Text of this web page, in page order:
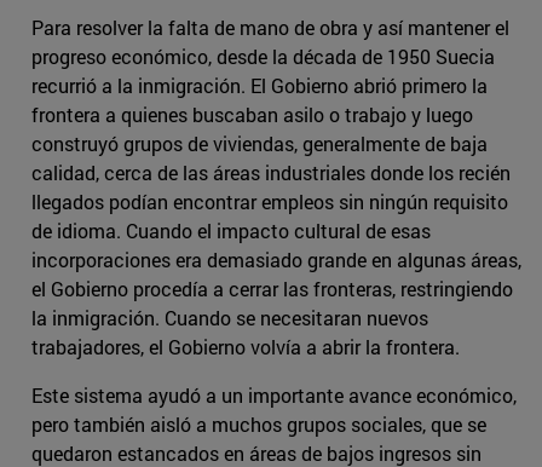
Para resolver la falta de mano de obra y así mantener el
progreso económico, desde la década de 1950 Suecia
recurrió a la inmigración. El Gobierno abrió primero la
frontera a quienes buscaban asilo o trabajo y luego
construyó grupos de viviendas, generalmente de baja
calidad, cerca de las áreas industriales donde los recién
llegados podían encontrar empleos sin ningún requisito
de idioma. Cuando el impacto cultural de esas
incorporaciones era demasiado grande en algunas áreas,
el Gobierno procedía a cerrar las fronteras, restringiendo
la inmigración. Cuando se necesitaran nuevos
trabajadores, el Gobierno volvía a abrir la frontera.
Este sistema ayudó a un importante avance económico,
pero también aisló a muchos grupos sociales, que se
quedaron estancados en áreas de bajos ingresos sin